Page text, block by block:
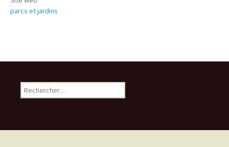
parcs et jardins
Rechercher :